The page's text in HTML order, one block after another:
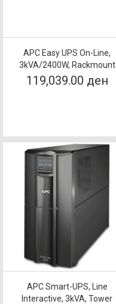
APC Easy UPS On-Line,
3kVA/2400W, Rackmount
119,039.00 ден
APC Smart-UPS, Line
Interactive, 3kVA, Tower